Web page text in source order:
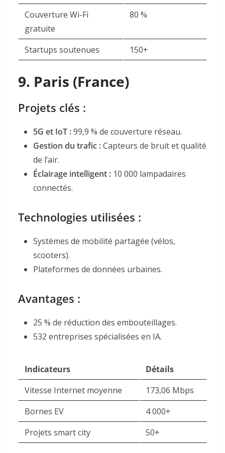
Couverture Wi-Fi
gratuite
80 %
Startups soutenues 150+
9. Paris (France)
Projets clés :
5G et IoT :99,9 % de couverture réseau.
Gestion du trafic :Capteurs de bruit et qualité
de l’air.
Éclairage intelligent : 10 000 lampadaires
connectés.
Technologies utilisées :
Systèmes de mobilité partagée (vélos,
scooters).
Plateformes de données urbaines.
Avantages :
25 % de réduction des embouteillages.
532 entreprises spécialisées en IA.
Indicateurs
Détails
Vitesse Internet moyenne
173,06 Mbps
Bornes EV
4 000+
Projets smart city
50+